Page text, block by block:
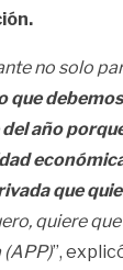
no solo
que
año
que
quiere
”,